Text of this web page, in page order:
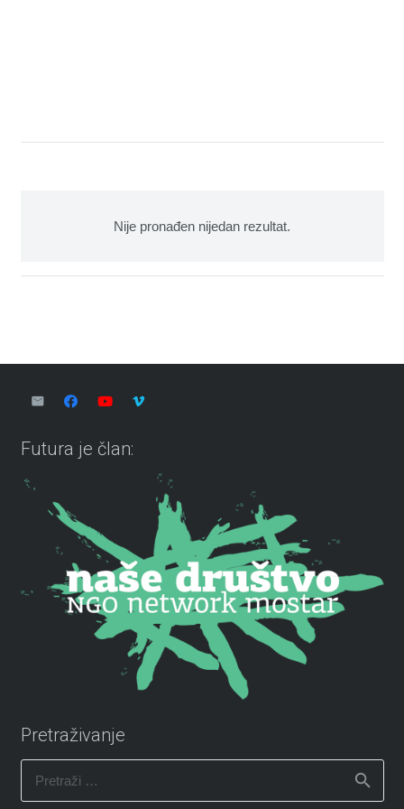
Nije pronađen nijedan rezultat.
Futura je član:
Pretraživanje
Pretraži: